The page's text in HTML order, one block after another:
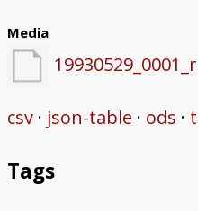
Media
csv json-table ods
Tags